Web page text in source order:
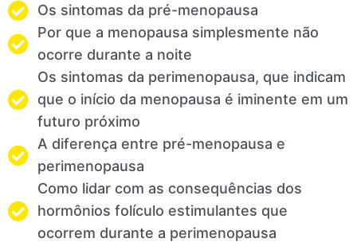
Os sintomas da pré-menopausa
Por que a menopausa simplesmente não
ocorre durante a noite
Os sintomas da perimenopausa, que indicam
que o início da menopausa é iminente em um
futuro próximo
A diferença entre pré-menopausa e
perimenopausa
Como lidar com as consequências dos
hormônios folículo estimulantes que
ocorrem durante a perimenopausa